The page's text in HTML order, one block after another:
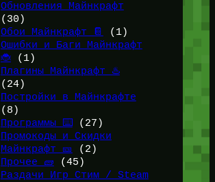
Обновления Майнкрафт
(30)
Обои Майнкрафт 📔
(1)
Ошибки и Баги Майнкрафт
🐞(1)
Плагины Майнкрафт ♨️
(24)
Постройки в Майнкрафте
(8)
Программы ⌨️(27)
Промокоды и Скидки
Майнкрафт 🎫
(2)
Прочее 🧱 (45)
Раздачи Игр Стим / Steam